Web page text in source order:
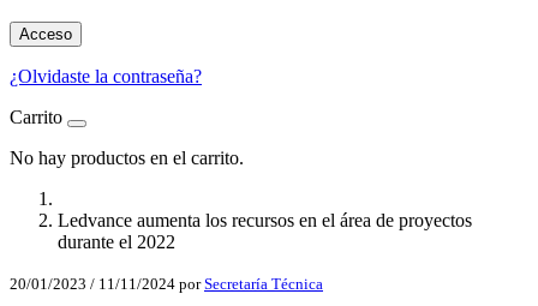
Acceso
¿Olvidaste la contraseña?
Carrito
No hay productos en el carrito.
Ledvance aumenta los recursos en el área de proyectos
durante el 2022
20/01/2023 / 11/11/2024 porSecretaría Técnica